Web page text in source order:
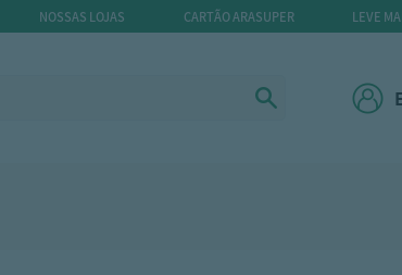
NOSSAS LOJAS CARTÃO ARASUPER LEVE